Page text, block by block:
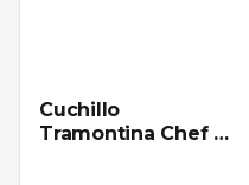
Cuchillo
Tramontina Chef 8